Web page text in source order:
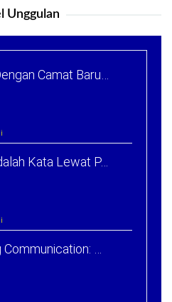
Unggulan
Camat Baru…
Kata Lewat P…
…